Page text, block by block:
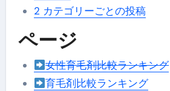
2 カテゴリーごとの投稿
ページ
女性育毛剤比較ランキング
育毛剤比較ランキング